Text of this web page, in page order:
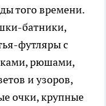
того времени.
батники,
футляры с
рюшами,
и узоров,
очки, крупные